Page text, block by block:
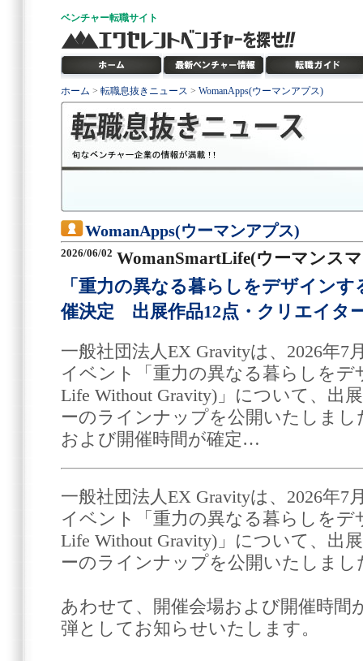
ベンチャー転職サイト
ホーム > 転職息抜きニュース > WomanApps(ウーマンアプス)
WomanApps(ウーマンアプス)
2026/06/02 WomanSmartLife(ウーマンス
「重力の異なる暮らしをデザイン
催決定 出展作品12点・クリエイタ
一般社団法人EX Gravityは、2026年7
イベント「重力の異なる暮らしをデ
Life Without Gravity)」について、出
ーのラインナップを公開いたしま
および開催時間が確定…
一般社団法人EX Gravityは、2026年7
イベント「重力の異なる暮らしをデ
Life Without Gravity)」について、出
ーのラインナップを公開いたしまし
あわせて、開催会場および開催時間
弾としてお知らせいたします。